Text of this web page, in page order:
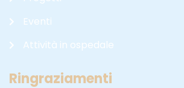
Eventi
Attività in ospedale
Ringraziamenti